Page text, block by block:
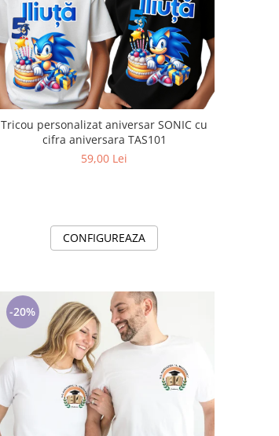
Tricou personalizat aniversar SONIC cu
cifra aniversara TAS101
59,00 Lei
CONFIGUREAZA
-20%